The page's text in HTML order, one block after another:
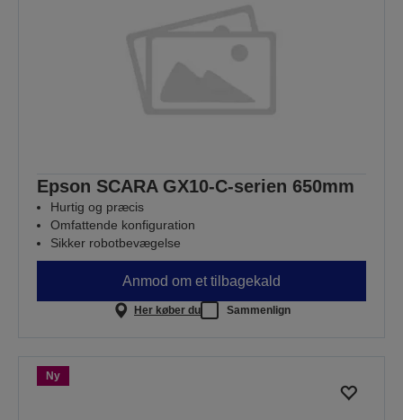
Epson SCARA GX10-C-serien 650mm
Hurtig og præcis
Omfattende konfiguration
Sikker robotbevægelse
Anmod om et tilbagekald
Her køber du Sammenlign
Ny